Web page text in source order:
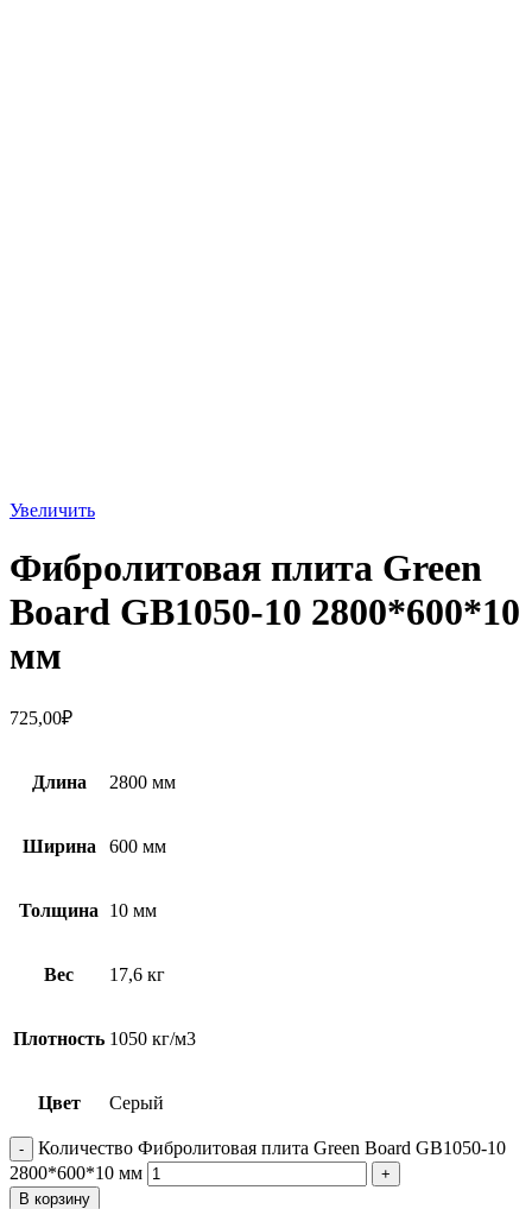
Увеличить
Фибролитовая плита Green
Board GB1050-10 2800*600*10
мм
725,00₽
Длина 2800 мм
Ширина 600 мм
Толщина 10 мм
Вес 17,6 кг
Плотность 1050 кг/м3
Цвет Серый
Количество Фибролитовая плита Green Board GB1050-10
2800*600*10 мм
В корзину